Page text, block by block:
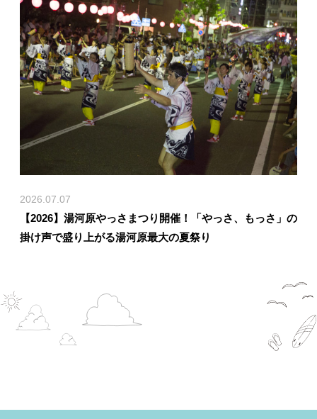
2026.07.07
【2026】湯河原やっさまつり開催！「やっさ、もっさ」の
掛け声で盛り上がる湯河原最大の夏祭り